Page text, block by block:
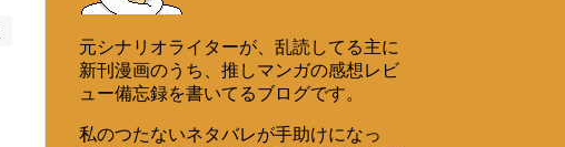
元シナリオライターが、乱読してる主に
新刊漫画のうち、推しマンガの感想レビ
ュー備忘録を書いてるブログです。
私のつたないネタバレが手助けになっ